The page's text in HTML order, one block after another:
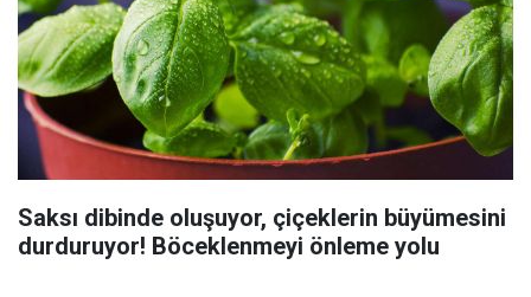
Saksı dibinde oluşuyor, çiçeklerin büyümesini
durduruyor! Böceklenmeyi önleme yolu